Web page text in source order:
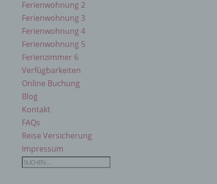
Ferienwohnung 2
Ferienwohnung 3
Ferienwohnung 4
Ferienwohnung 5
Ferienzimmer 6
Verfügbarkeiten
Online Buchung
Blog
Kontakt
FAQs
Reise Versicherung
Impressum